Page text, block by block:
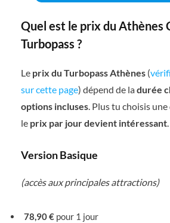
Quel est le prix du Athènes
Turbopass ?
Le prix du Turbopass Athènes (
sur cette page) dépend de ladurée
options incluses . Plus tu choisis
le prix par jour devient intéressant
Version Basique
(accès aux principales attractions)
78,90 € pour 1 jour